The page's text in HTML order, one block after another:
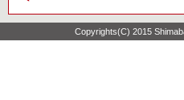
Copyrights(C) 2015